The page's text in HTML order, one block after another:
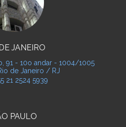
JANEIRO
91 - 10o andar - 1004/1005
de Janeiro / RJ
21 2524 5939
PAULO